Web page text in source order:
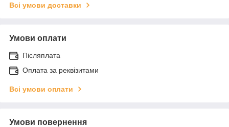
Всі умови доставки
Умови оплати
Післяплата
Оплата за реквізитами
Всі умови оплати
Умови повернення